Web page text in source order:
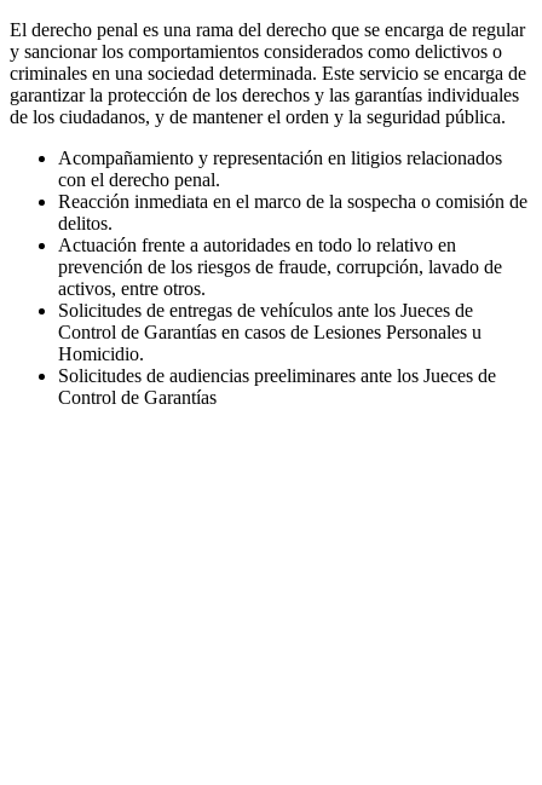
El derecho penal es una rama del derecho que se encarga de regular
y sancionar los comportamientos considerados como delictivos o
criminales en una sociedad determinada. Este servicio se encarga de
garantizar la protección de los derechos y las garantías individuales
de los ciudadanos, y de mantener el orden y la seguridad pública.
Acompañamiento y representación en litigios relacionados
con el derecho penal.
Reacción inmediata en el marco de la sospecha o comisión de
delitos.
Actuación frente a autoridades en todo lo relativo en
prevención de los riesgos de fraude, corrupción, lavado de
activos, entre otros.
Solicitudes de entregas de vehículos ante los Jueces de
Control de Garantías en casos de Lesiones Personales u
Homicidio.
Solicitudes de audiencias preeliminares ante los Jueces de
Control de Garantías